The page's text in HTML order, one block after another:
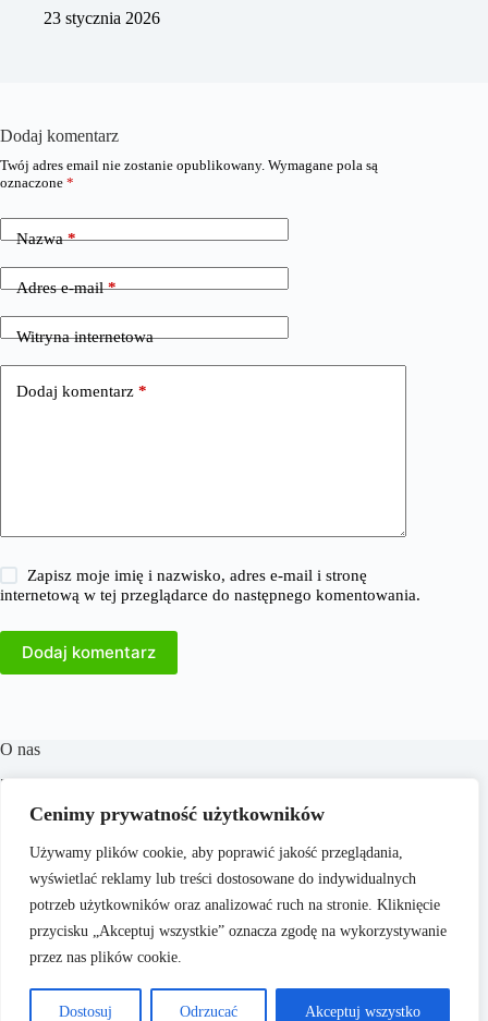
Cenimy prywatność użytkowników
Używamy plików cookie, aby poprawić jakość przeglądania,
wyświetlać reklamy lub treści dostosowane do indywidualnych
potrzeb użytkowników oraz analizować ruch na stronie. Kliknięcie
przycisku „Akceptuj wszystkie” oznacza zgodę na wykorzystywanie
przez nas plików cookie.
Dostosuj Odrzucać Akceptuj wszystko
23 stycznia 2026
Dodaj komentarz
Twój adres email nie zostanie opublikowany. Wymagane pola są
oznaczone *
Nazwa*
Adres e-mail*
Witryna internetowa
Dodaj komentarz *
Zapisz moje imię i nazwisko, adres e-mail i stronę
internetową w tej przeglądarce do następnego komentowania.
Dodaj komentarz
O nas
​38Milionow.pl to portal internetowy oferujący aktualne
informacje i analizy z dziedzin takich jak biznes, finanse,
praca, technologia, marketing i prawo. Naszym celem jest
dostarczanie rzetelnych treści, które wspierają czytelników w
podejmowaniu świadomych decyzji oraz inspirują do
działania. Dbamy o to, aby nasze artykuły były zrozumiałe i
dostępne dla każdego, niezależnie od poziomu wiedzy.